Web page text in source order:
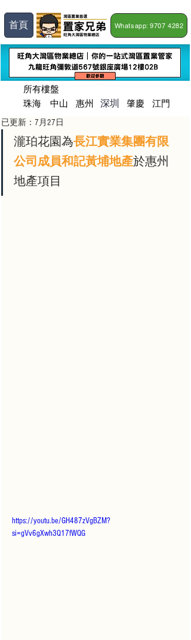
首頁 Whatsapp: 9707 4282
所有樓盤
珠海
​中山 惠州 深圳 肇慶 江門
已更新： 7月27日
瀧珀花園為長江實業集團有限
公司成員和記黃埔地產於惠州
地產項目
https://youtu.be/GH487zVgBZM?
si=gVv6gXwh3Q17fWQG